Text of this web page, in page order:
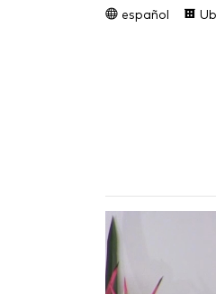
español